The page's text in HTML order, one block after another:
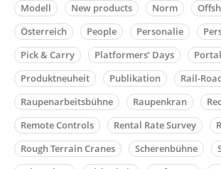
Modell New products Norm
Österreich
People Personalie
Pick & Carry
Platformers’ Days
Produktneuheit
Publikation
Rail-
Raupenarbeitsbühne
Raupenkran
Remote Controls
Rental Rate Survey
Rough Terrain Cranes
Scherenbühne